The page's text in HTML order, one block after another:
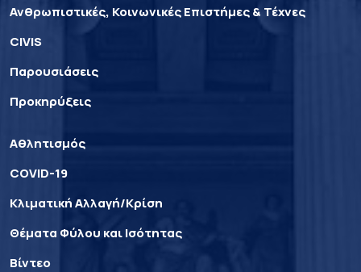
Ανθρωπιστικές, Κοινωνικές Επιστήμες & Τέχνες
CIVIS
Παρουσιάσεις
Προκηρύξεις
Αθλητισμός
COVID-19
Κλιματική Αλλαγή/Κρίση
Θέματα Φύλου και Ισότητας
Βίντεο